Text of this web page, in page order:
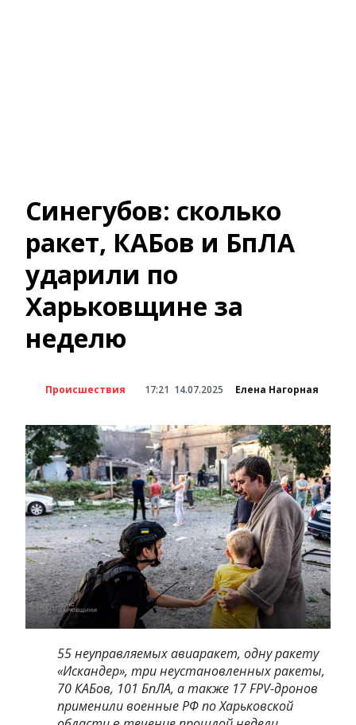
Синегубов: сколько
ракет, КАБов и БпЛА
ударили по
Харьковщине за
неделю
Происшествия 17:21 14.07.2025 Елена Нагорная
55 неуправляемых авиаракет, одну ракету
«Искандер», три неустановленных ракеты,
70 КАБов, 101 БпЛА, а также 17 FPV-дронов
применили военные РФ по Харьковской